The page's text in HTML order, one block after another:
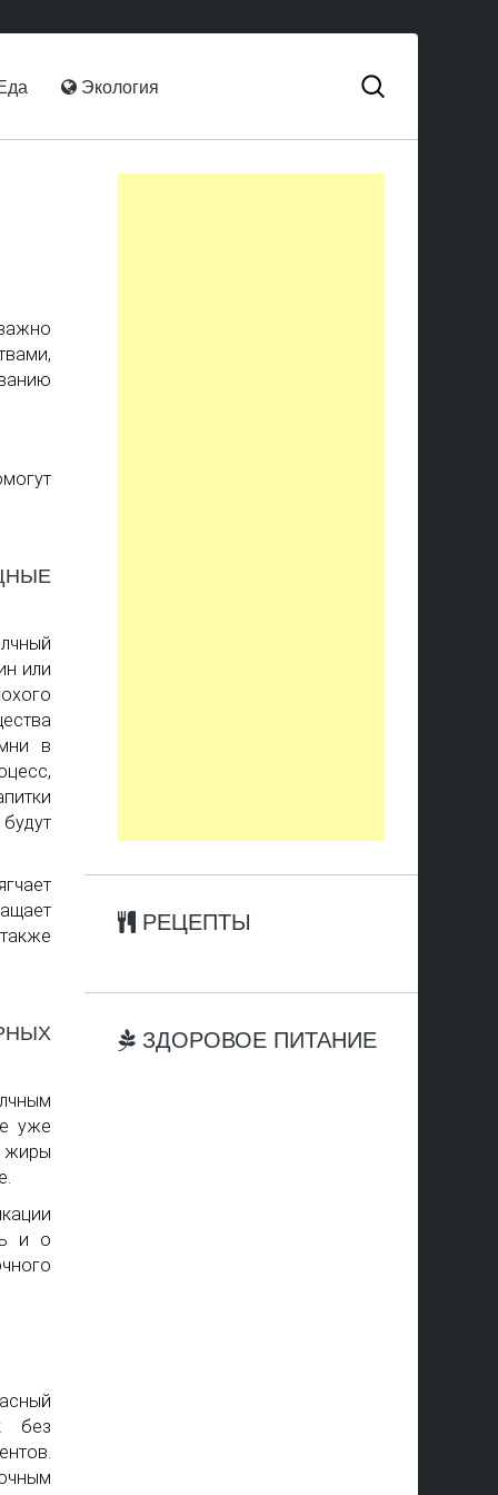
Экология
или
в
уже
жиры
и о
без
РЕЦЕПТЫ
ЗДОРОВОЕ ПИТАНИЕ